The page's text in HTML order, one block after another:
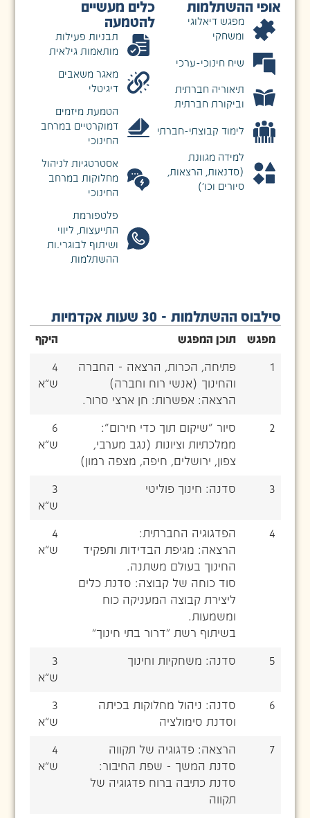
אופי ההשתלמות
מפגש דיאלוגי
ומשחקי
שיח חינוכי-ערכי
תיאוריה חברתית
וביקורת חברתית
לימוד קבוצתי-חברתי
למידה מגוונת
(סדנאות, הרצאות,
סיורים וכו’)
כלים מעשיים
להטמעה
תבניות פעילות
מותאמות גילאית
מאגר משאבים
דיגיטלי
הטמעת מיזמים
דמוקרטיים במרחב
החינוכי
אסטרטגיות לניהול
מחלוקות במרחב
החינוכי
פלטפורמת
התייעצות, ליווי
ושיתוף לבוגרי.ות
ההשתלמות
סילבוס ההשתלמות - 30 שעות אקדמיות
מפגש תוכן המפגש היקף
1
פתיחה, הכרות, הרצאה - החברה
והחינוך (אנשי רוח וחברה)
הרצאה: אפשרות: חן ארצי סרור.
4
ש”א
2
סיור "שיקום תוך כדי חירום":
ממלכתיות וציונות (נגב מערבי,
צפון, ירושלים, חיפה, מצפה רמון)
6
ש”א
3 סדנה: חינוך פוליטי
3
ש”א
4
הפדגוגיה החברתית:
הרצאה: מגיפת הבדידות ותפקיד
החינוך בעולם משתנה.
סוד כוחה של קבוצה: סדנת כלים
ליצירת קבוצה המעניקה כוח
ומשמעות.
בשיתוף רשת “דרור בתי חינוך”
4
ש”א
5 סדנה: משחקיות וחינוך
3
ש”א
6
סדנה: ניהול מחלוקות בכיתה
וסדנת סימולציה
3
ש”א
7
הרצאה: פדגוגיה של תקווה
סדנת המשך - שפת החיבור:
סדנת כתיבה ברוח פדגוגיה של
תקווה
4
ש”א